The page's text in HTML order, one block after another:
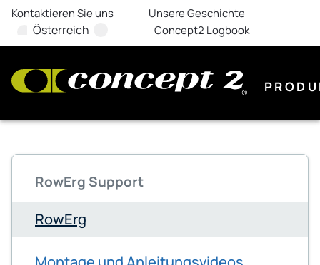
Kontaktieren Sie uns Unsere Geschichte
Österreich Concept2 Logbook
RowErg Support
RowErg